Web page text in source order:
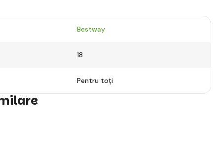
Bestway
18
Pentru toți